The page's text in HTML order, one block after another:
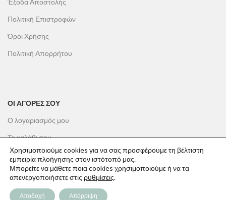
Έξοδα Αποστολής
Πολιτική Επιστροφών
Όροι Χρήσης
Πολιτική Απορρήτου
ΟΙ ΑΓΟΡΕΣ ΣΟΥ
Ο λογαριασμός μου
Το καλάθι σου
Οι παραγγελίες σου
Λίστα επιθυμιών
Παρακολούθηση Παραγγελίας
Χρησιμοποιούμε cookies για να σας προσφέρουμε τη βέλτιστη
εμπειρία πλοήγησης στον ιστότοπό μας.
Μπορείτε να μάθετε ποια cookies χρησιμοποιούμε ή να τα
απενεργοποιήσετε στις ρυθμίσεις.
Αποδοχή Απόρριψη